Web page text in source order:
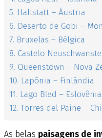
5. Hallstatt – Áustria
6. Deserto de Gobi –
7. Bruxelas – Bélgica
8. Castelo
9. Queenstown – Nova
10. Lapônia – Finlândia
11. Lago Bled – Eslovênia
12. Torres del Paine –
As belas paisagens de